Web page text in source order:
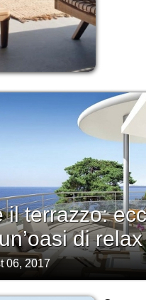
il terrazzo:
di relax
06, 2017